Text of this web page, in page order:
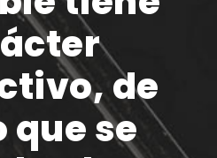
de
que se